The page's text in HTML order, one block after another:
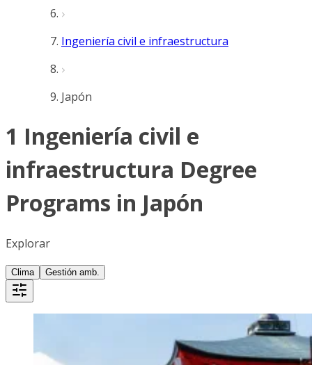
Ingeniería civil e infraestructura
Japón
1 Ingeniería civil e
infraestructura Degree
Programs in Japón
Explorar
Clima Gestión amb.